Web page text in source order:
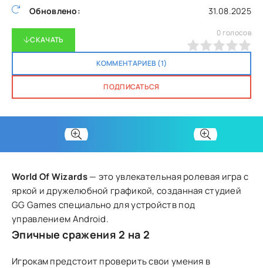
Обновлено:
31.08.2025
СКАЧАТЬ
КОММЕНТАРИЕВ (1)
ПОДПИСАТЬСЯ
0 голосов
World Of Wizards— это увлекательная ролевая игра с
яркой и дружелюбной графикой, созданная студией
GG Games специально для устройств под
управлением Android.
Эпичные сражения 2 на 2
Игрокам предстоит проверить свои умения в